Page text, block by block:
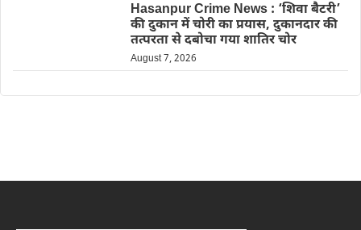
Hasanpur Crime News : ‘शिवा बैटरी’
की दुकान में चोरी का प्रयास, दुकानदार की
तत्परता से दबोचा गया शातिर चोर
August 7, 2026